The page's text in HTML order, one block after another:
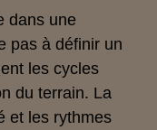
dans une
pas à définir un
les cycles
du terrain. La
et les rythmes